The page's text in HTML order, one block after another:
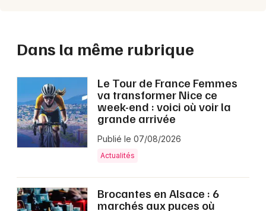
Dans la même rubrique
Le Tour de France Femmes
va transformer Nice ce
week-end : voici où voir la
grande arrivée
Publié le 07/08/2026
Actualités
Brocantes en Alsace : 6
marchés aux puces où